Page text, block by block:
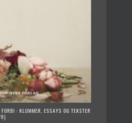
: KLUMMER, ESSAYS OG TEKSTER